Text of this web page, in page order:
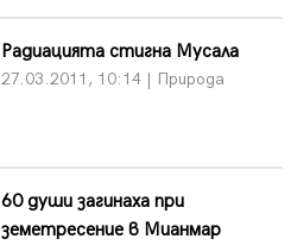
Радиацията стигна Мусала
27.03.2011, 10:14 | Природа
60 души загинаха при
земетресение в Мианмар